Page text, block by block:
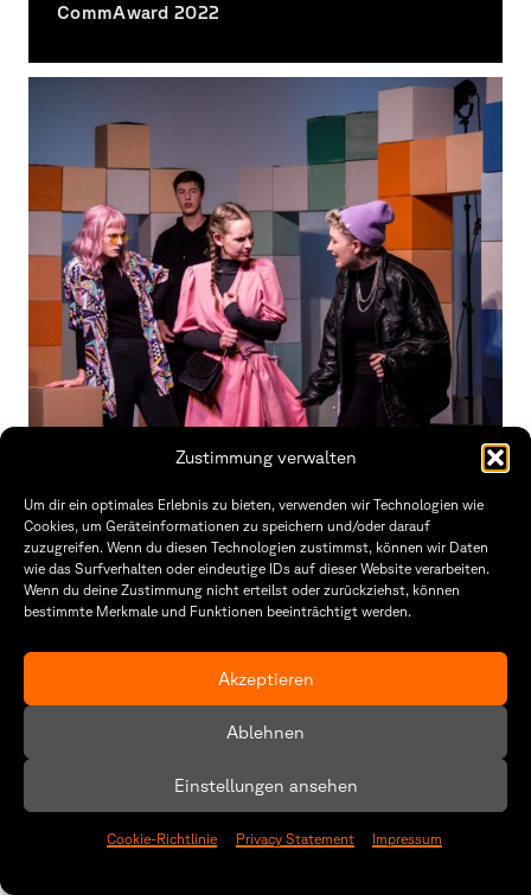
Zustimmung verwalten
Um dir ein optimales Erlebnis zu bieten, verwenden wir Technologien wie
Cookies, um Geräteinformationen zu speichern und/oder darauf
zuzugreifen. Wenn du diesen Technologien zustimmst, können wir Daten
wie das Surfverhalten oder eindeutige IDs auf dieser Website verarbeiten.
Wenn du deine Zustimmung nicht erteilst oder zurückziehst, können
bestimmte Merkmale und Funktionen beeinträchtigt werden.
Akzeptieren
Ablehnen
Einstellungen ansehen
Cookie-Richtlinie Privacy Statement Impressum
CommAward 2022
Theaterstück “Chatroom”
Theatergruppe Fakultät Gestaltung